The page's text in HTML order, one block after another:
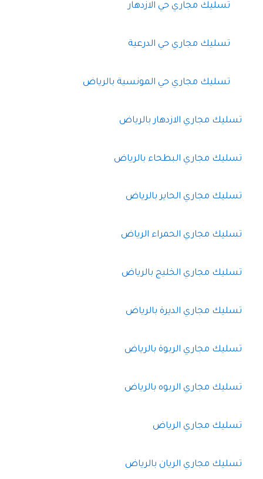
تسليك مجاري حي الازدهار
تسليك مجاري حي الدرعية
تسليك مجاري حي المونسية بالرياض
تسليك مجاري الازدهار بالرياض
تسليك مجاري البطحاء بالرياض
تسليك مجاري الحاير بالرياض
تسليك مجاري الحمراء الرياض
تسليك مجاري الخليج بالرياض
تسليك مجاري الديرة بالرياض
تسليك مجاري الربوة بالرياض
تسليك مجاري الربوه بالرياض
تسليك مجاري الرياض
تسليك مجاري الريان بالرياض